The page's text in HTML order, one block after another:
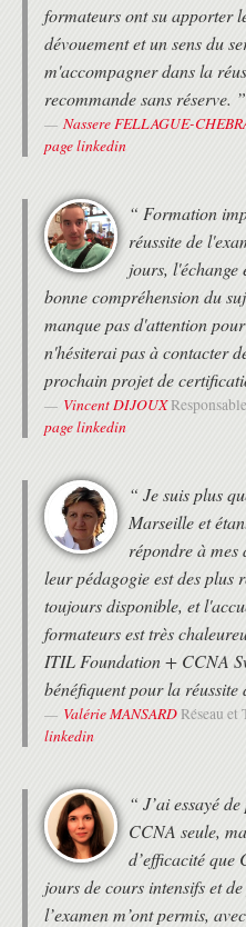
formateurs ont su apporter
dévouement et un sens du
m'accompagner dans la
recommande sans réserve. ”
Nassere FELLAGUE-
page linkedin
“ Formation
réussite de
jours, l'échange
bonne compréhension du
manque pas d'attention
n'hésiterai pas à contacter
prochain projet de
Vincent DIJOUX
page linkedin
“ Je suis plus
Marseille et
répondre à mes
leur pédagogie est des plus
toujours disponible, et
formateurs est très
ITIL Foundation + CCNA
bénéfiquent pour la réussite
Valérie MANSARD Réseau
linkedin
“ J’ai essayé
CCNA seule,
d’efficacité que
jours de cours intensifs et
l’examen m’ont permis,